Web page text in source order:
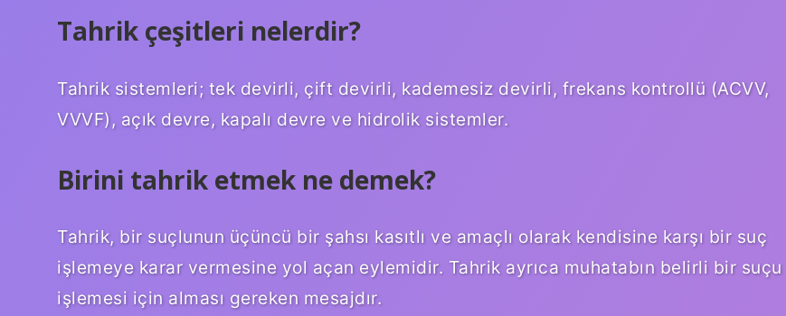
Tahrik çeşitleri nelerdir?
Tahrik sistemleri; tek devirli, çift devirli, kademesiz devirli, frekans kontrollü (ACVV,
VVVF), açık devre, kapalı devre ve hidrolik sistemler.
Birini tahrik etmek ne demek?
Tahrik, bir suçlunun üçüncü bir şahsı kasıtlı ve amaçlı olarak kendisine karşı bir suç
işlemeye karar vermesine yol açan eylemidir. Tahrik ayrıca muhatabın belirli bir suçu
işlemesi için alması gereken mesajdır.